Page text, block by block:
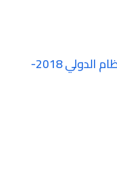
الصعود الصيني وأثره في النظام الدولي 2018-